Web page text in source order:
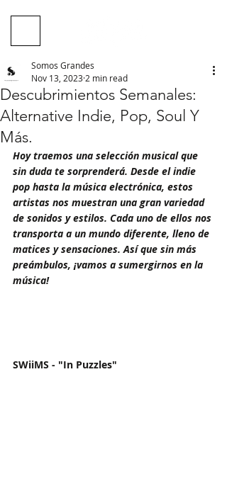
Descubrimientos Semanales:
Alternative Indie, Pop, Soul Y
Más.
Somos Grandes
Nov 13, 2023 2 min read
Hoy traemos una selección musical que
sin duda te sorprenderá. Desde el indie
pop hasta la música electrónica, estos
artistas nos muestran una gran variedad
de sonidos y estilos. Cada uno de ellos nos
transporta a un mundo diferente, lleno de
matices y sensaciones. Así que sin más
preámbulos, ¡vamos a sumergirnos en la
música!
SWiiMS - "In Puzzles"